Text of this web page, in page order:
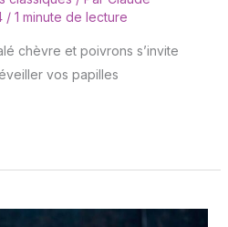
/ 1 minute de lecture
chèvre et poivrons s’invite
vos papilles